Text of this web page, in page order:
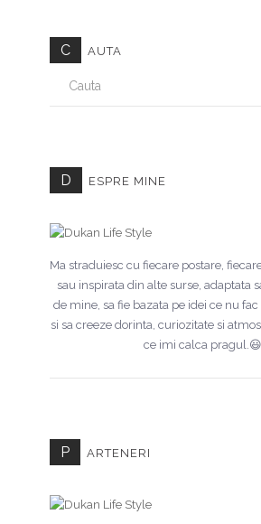
C AUTA
D ESPRE MINE
Ma straduiesc cu fiecare postare,
sau inspirata din alte surse, adaptata
de mine, sa fie bazata pe idei ce nu
si sa creeze dorinta, curiozitate si
ce imi calca pragul.😃
P ARTENERI